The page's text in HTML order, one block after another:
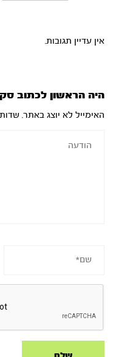
אין עדיין תגובות.
היה הראשון לכתוב סקירה “21.
האימייל לא יוצג באתר.